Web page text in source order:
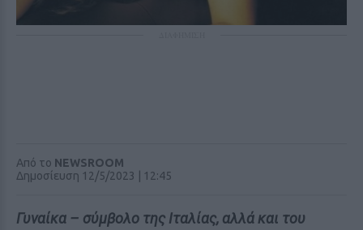
Από το NEWSROOM
Δημοσίευση 12/5/2023 | 12:45
Γυναίκα – σύμβολο της Ιταλίας, αλλά και του